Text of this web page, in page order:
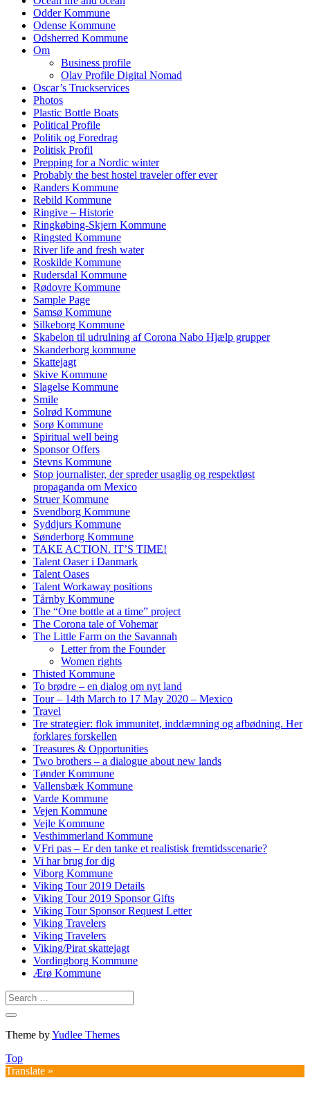
Odder Kommune
Odense Kommune
Odsherred Kommune
Om
Business profile
Olav Profile Digital Nomad
Oscar’s Truckservices
Photos
Plastic Bottle Boats
Political Profile
Politik og Foredrag
Politisk Profil
Prepping for a Nordic winter
Probably the best hostel traveler offer ever
Randers Kommune
Rebild Kommune
Ringive – Historie
Ringkøbing-Skjern Kommune
Ringsted Kommune
River life and fresh water
Roskilde Kommune
Rudersdal Kommune
Rødovre Kommune
Sample Page
Samsø Kommune
Silkeborg Kommune
Skabelon til udrulning af Corona Nabo Hjælp grupper
Skanderborg kommune
Skattejagt
Skive Kommune
Slagelse Kommune
Smile
Solrød Kommune
Sorø Kommune
Spiritual well being
Sponsor Offers
Stevns Kommune
Stop journalister, der spreder usaglig og respektløst
propaganda om Mexico
Struer Kommune
Svendborg Kommune
Syddjurs Kommune
Sønderborg Kommune
TAKE ACTION. IT’S TIME!
Talent Oaser i Danmark
Talent Oases
Talent Workaway positions
Tårnby Kommune
The “One bottle at a time” project
The Corona tale of Vohemar
The Little Farm on the Savannah
Letter from the Founder
Women rights
Thisted Kommune
To brødre – en dialog om nyt land
Tour – 14th March to 17 May 2020 – Mexico
Travel
Tre strategier: flok immunitet, inddæmning og afbødning. Her
forklares forskellen
Treasures & Opportunities
Two brothers – a dialogue about new lands
Tønder Kommune
Vallensbæk Kommune
Varde Kommune
Vejen Kommune
Vejle Kommune
Vesthimmerland Kommune
VFri pas – Er den tanke et realistisk fremtidsscenarie?
Vi har brug for dig
Viborg Kommune
Viking Tour 2019 Details
Viking Tour 2019 Sponsor Gifts
Viking Tour Sponsor Request Letter
Viking Travelers
Viking Travelers
Viking/Pirat skattejagt
Vordingborg Kommune
Ærø Kommune
Theme byYudlee Themes
Top
Translate »